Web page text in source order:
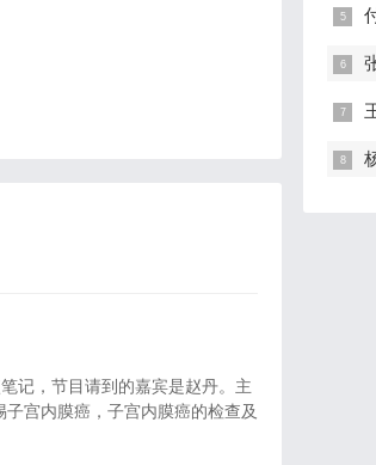
反射区疗法、食疗等。另
犹如一个倒置在子宫内的胎
相应的穴位在耳垂；与上肢
不良的表现，这种情况通常是
记，节目请到的嘉宾是赵丹。主
宫内膜癌，子宫内膜癌的检查及
付
张
王
杨